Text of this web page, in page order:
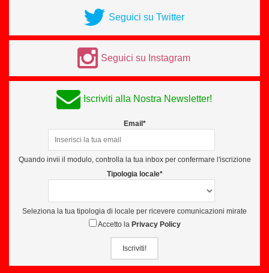
Seguici su Twitter
Seguici su Instagram
Iscriviti alla Nostra Newsletter!
Email*
Quando invii il modulo, controlla la tua inbox per confermare l'iscrizione
Tipologia locale*
Seleziona la tua tipologia di locale per ricevere comunicazioni mirate
Accetto la Privacy Policy
Iscriviti!